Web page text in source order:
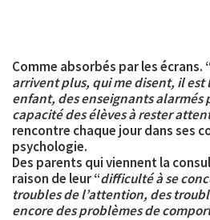
Comme absorbés par les écrans. “
arrivent plus, qui me disent, il est
enfant, des enseignants alarmés
capacité des élèves à rester
rencontre chaque jour dans ses
psychologie.
Des parents qui viennent la
raison de leur “difficulté à se
troubles de l’attention, des
encore des problèmes de